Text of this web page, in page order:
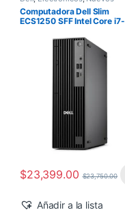
Productos
Computadora Dell Slim
ECS1250 SFF Intel Core i7-
Windows 11 Pro
$23,399.00 $23,750.00
Añadir a la lista